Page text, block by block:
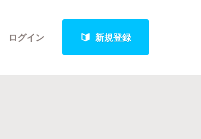
ログイン 新規登録